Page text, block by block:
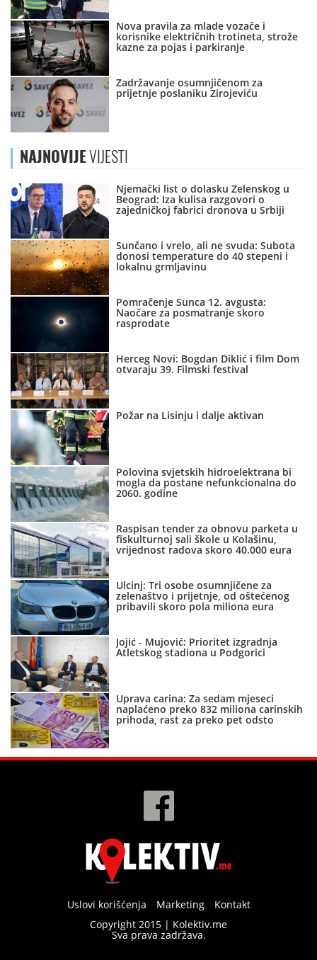
Nova pravila za mlade vozače i
korisnike električnih trotineta, strože
kazne za pojas i parkiranje
Zadržavanje osumnjičenom za
prijetnje poslaniku Zirojeviću
NAJNOVIJEVIJESTI
Njemački list o dolasku Zelenskog u
Beograd: Iza kulisa razgovori o
zajedničkoj fabrici dronova u Srbiji
Sunčano i vrelo, ali ne svuda: Subota
donosi temperature do 40 stepeni i
lokalnu grmljavinu
Pomračenje Sunca 12. avgusta:
Naočare za posmatranje skoro
rasprodate
Herceg Novi: Bogdan Diklić i film Dom
otvaraju 39. Filmski festival
Požar na Lisinju i dalje aktivan
Polovina svjetskih hidroelektrana bi
mogla da postane nefunkcionalna do
2060. godine
Raspisan tender za obnovu parketa u
fiskulturnoj sali škole u Kolašinu,
vrijednost radova skoro 40.000 eura
Ulcinj: Tri osobe osumnjičene za
zelenaštvo i prijetnje, od oštećenog
pribavili skoro pola miliona eura
Jojić - Mujović: Prioritet izgradnja
Atletskog stadiona u Podgorici
Uprava carina: Za sedam mjeseci
naplaćeno preko 832 miliona carinskih
prihoda, rast za preko pet odsto
Uslovi korišćenja Marketing
Kontakt
Copyright 2015 | Kolektiv.me
Sva prava zadržava.